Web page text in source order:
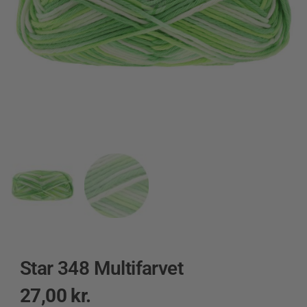
Star 348 Multifarvet
27,00 kr.